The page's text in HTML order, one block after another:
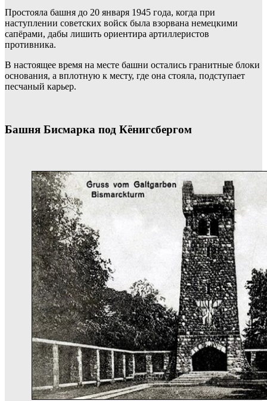
Простояла башня до 20 января 1945 года, когда при
наступлении советских войск была взорвана немецкими
сапёрами, дабы лишить ориентира артиллеристов
противника.
В настоящее время на месте башни остались гранитные блоки
основания, а вплотную к месту, где она стояла, подступает
песчаный карьер.
Башня Бисмарка под Кёнигсбергом